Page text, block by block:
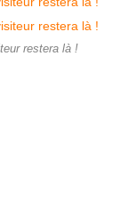
restera là !